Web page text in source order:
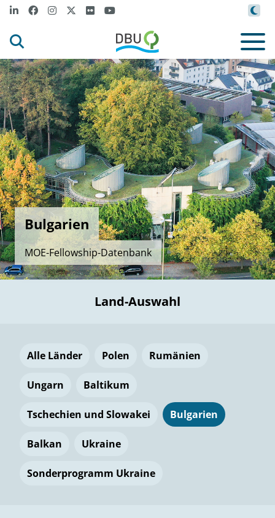
Bulgarien
MOE-Fellowship-Datenbank
Land-Auswahl
Alle Länder Polen Rumänien
Ungarn Baltikum
Tschechien und Slowakei Bulgarien
Balkan Ukraine
Sonderprogramm Ukraine